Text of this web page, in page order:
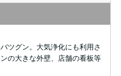
ツグン。大気浄化にも利用さ
の大きな外壁、店舗の看板等